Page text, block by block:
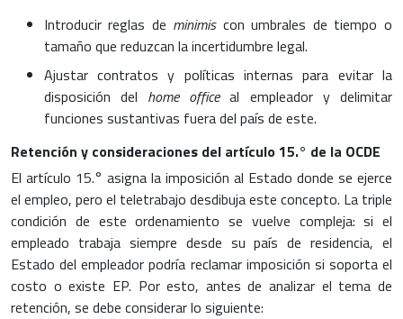
Introducir reglas de minimiscon umbrales de tiempo o
tamaño que reduzcan la incertidumbre legal.
Ajustar contratos y políticas internas para evitar la
disposición del home officeal empleador y delimitar
funciones sustantivas fuera del país de este.
Retención y consideraciones del artículo 15.° de la OCDE
El artículo 15.° asigna la imposición al Estado donde se ejerce
el empleo, pero el teletrabajo desdibuja este concepto. La triple
condición de este ordenamiento se vuelve compleja: si el
empleado trabaja siempre desde su país de residencia, el
Estado del empleador podría reclamar imposición si soporta el
costo o existe EP. Por esto, antes de analizar el tema de
retención, se debe considerar lo siguiente: